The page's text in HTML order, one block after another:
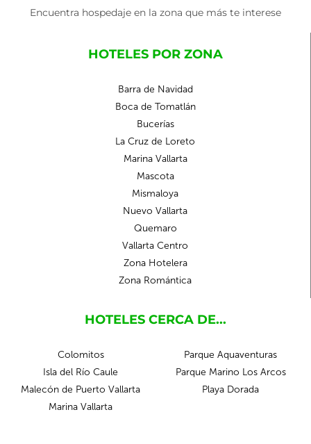
Encuentra hospedaje en la zona que más te interese
HOTELES POR ZONA
Barra de Navidad
Boca de Tomatlán
Bucerías
La Cruz de Loreto
Marina Vallarta
Mascota
Mismaloya
Nuevo Vallarta
Quemaro
Vallarta Centro
Zona Hotelera
Zona Romántica
HOTELES CERCA DE...
Colomitos
Isla del Río Caule
Malecón de Puerto Vallarta
Marina Vallarta
Parque Aquaventuras
Parque Marino Los Arcos
Playa Dorada